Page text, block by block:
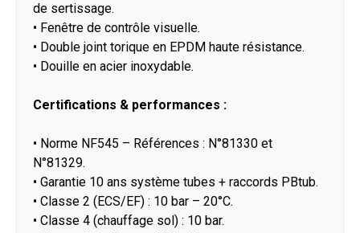
de sertissage.
• Fenêtre de contrôle visuelle.
• Double joint torique en EPDM haute résistance.
• Douille en acier inoxydable.
Certifications & performances :
• Norme NF545 – Références : N°81330 et
N°81329.
• Garantie 10 ans système tubes + raccords PBtub.
• Classe 2 (ECS/EF) : 10 bar – 20°C.
• Classe 4 (chauffage sol) : 10 bar.